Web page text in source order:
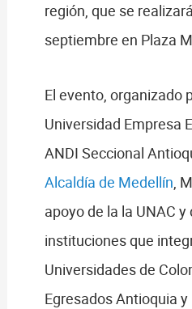
región, que se
septiembre en Plaza
El evento, organizado
Universidad Empresa
ANDI Seccional
Alcaldía de Medellín,
apoyo de la la UNAC y
instituciones que
Universidades de
Egresados Antioquia